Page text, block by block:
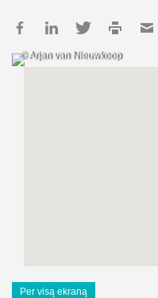
© Arjan van Nieuwkoop
Per visą ekraną